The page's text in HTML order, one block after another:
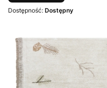
Dostępność: Dostępny